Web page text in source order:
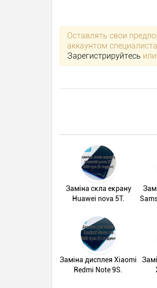
Оставлять свои
аккаунтом
Зарегистрируйтесь или
Заміна скла екрану
Huawei nova 5T.
Заміна дисплея Xiaomi
Redmi Note 9S.